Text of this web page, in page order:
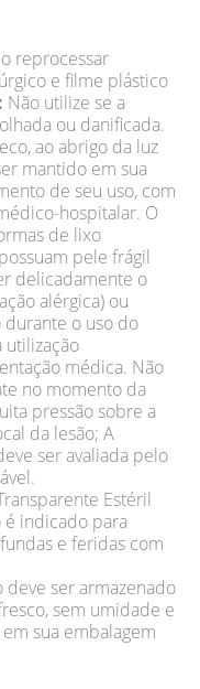
reprocessar
e filme plástico
Não utilize se a
ou danificada.
ao abrigo da luz
mantido em sua
de seu uso, com
hospitalar. O
de lixo
pele frágil
delicadamente o
alérgica) ou
o uso do
utilização
médica. Não
no momento da
pressão sobre a
da lesão; A
ser avaliada pelo
Estéril
é indicado para
e feridas com
deve ser armazenado
sem umidade e
sua embalagem